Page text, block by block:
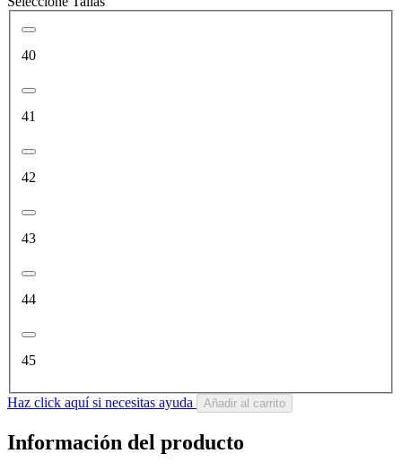
40
41
42
43
44
45
Haz click aquí si necesitas ayuda Añadir al carrito
Información del producto